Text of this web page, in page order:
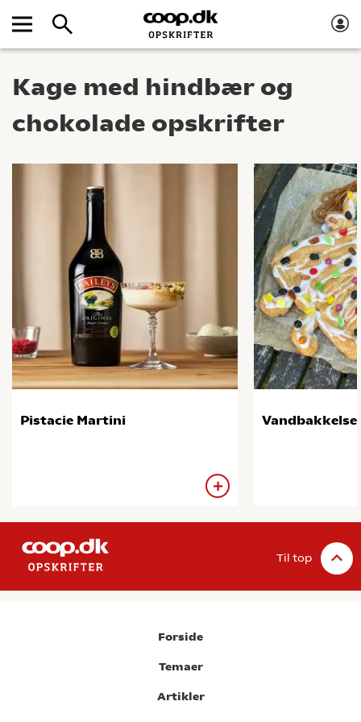
Kage med hindbær og
chokolade opskrifter
Pistacie Martini
Til top
Forside
Temaer
Artikler